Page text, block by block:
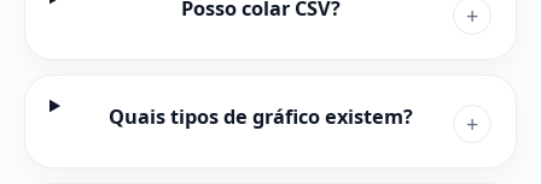
Posso colar CSV? +
Quais tipos de gráfico existem? +